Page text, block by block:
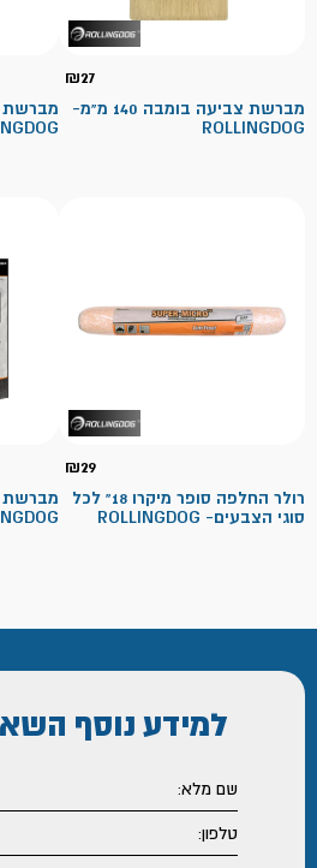
₪27
מברשת צביעה בומבה 140 מ"מ-
ROLLINGDOG
₪29
רולר החלפה סופר מיקרו 18" לכל
סוגי הצבעים- ROLLINGDOG
למידע נוסף